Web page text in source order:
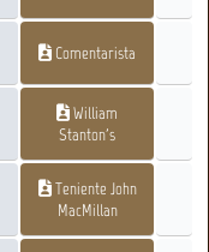
Comentarista
William
Stanton's
Teniente John
MacMillan